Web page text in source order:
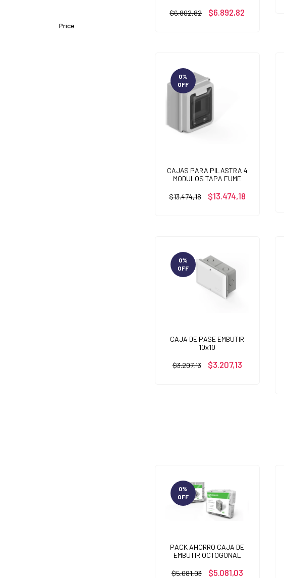
Price
$6.892,82 $6.892,82
0%
OFF
CAJAS PARA PILASTRA 4
MODULOS TAPA FUME
$13.474,18 $13.474,18
0%
OFF
CAJA DE PASE EMBUTIR
10x10
$3.207,13 $3.207,13
0%
OFF
PACK AHORRO CAJA DE
EMBUTIR OCTOGONAL
$5.081,03 $5.081,03